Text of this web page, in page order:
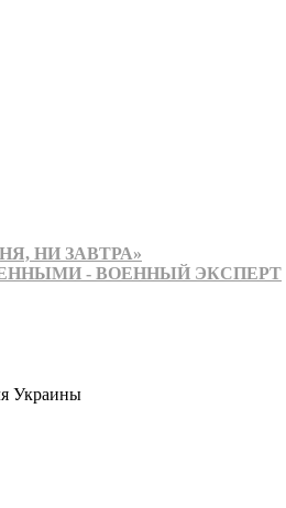
НИ ЗАВТРА»
- ВОЕННЫЙ ЭКСПЕРТ
Украины